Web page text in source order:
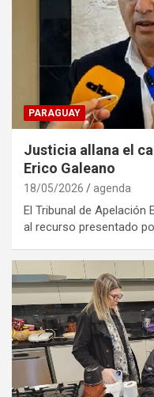
PARAGUAY
Justicia allana el
Erico Galeano
18/05/2026 agenda
El Tribunal de
al recurso presentado